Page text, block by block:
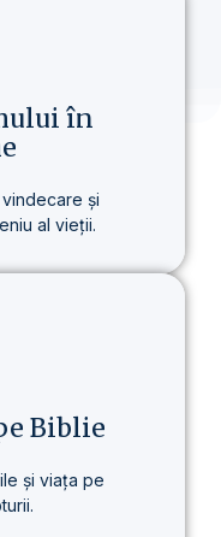
în
și
al vieții.
ci
aduce o
în gândire
Biblie
și viața pe